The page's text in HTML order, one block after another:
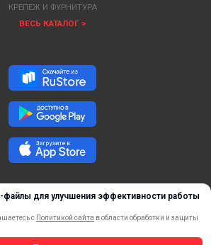
для улучшения эффективности работы
с Политикой сайта в области обработки и защиты
КРЕПЕЖ И ФУРНИТУРА
ВЕСЬ КАТАЛОГ >
ОБРАТНАЯ СВЯЗЬ